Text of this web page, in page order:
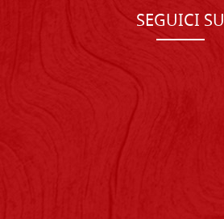
SEGUICI SU